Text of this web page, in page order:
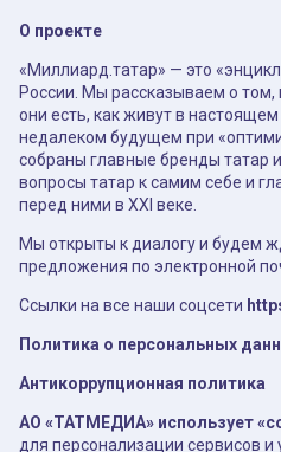
О проекте
«Миллиард.татар» — это
России. Мы рассказываем о том,
они есть, как живут в
недалеком будущем при
собраны главные бренды татар
вопросы татар к самим себе и
перед ними в XXI веке.
Мы открыты к диалогу и будем
предложения по электронной
Ссылки на все наши соцсети
Политика о персональных
Антикоррупционная политика
АО «ТАТМЕДИА» использует
для персонализации сервисов и